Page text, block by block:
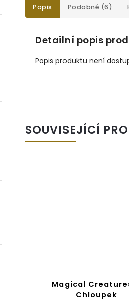
Popis Podobné (6)
Detailní popis
Popis produktu není
SOUVISEJÍCÍ
Magical
Chloupek